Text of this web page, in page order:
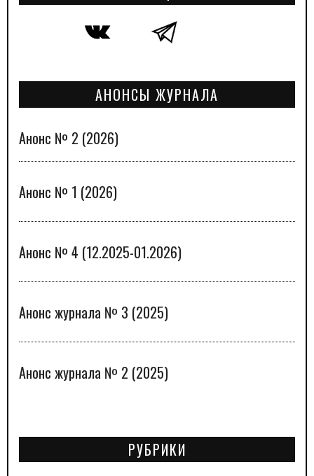
АНОНСЫ ЖУРНАЛА
Анонс № 2 (2026)
Анонс № 1 (2026)
Анонс № 4 (12.2025-01.2026)
Анонс журнала № 3 (2025)
Анонс журнала № 2 (2025)
РУБРИКИ